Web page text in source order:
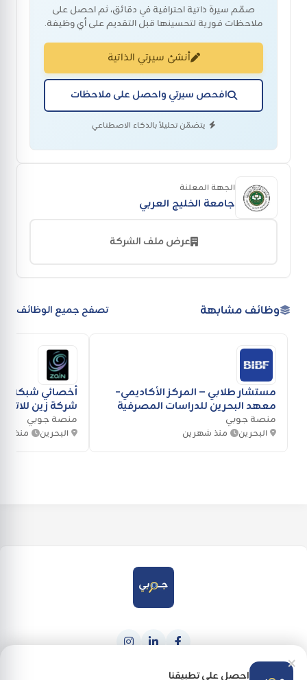
صمّم سيرة ذاتية احترافية في دقائق، ثم احصل على
ملاحظات فورية لتحسينها قبل التقديم على أي وظيفة.
أنشئ سيرتي الذاتية
افحص سيرتي واحصل على ملاحظات
يتضمّن تحليلاً بالذكاء الاصطناعي
الجهة المعلنة
جامعة الخليج العربي
عرض ملف الشركة
وظائف مشابهة تصفح جميع الوظائف
مستشار طلابي – المركز الأكاديمي-
معهد البحرين للدراسات المصرفية
والمالية
منصة جوبي
البحرين منذ شهرين
أخصائي شبكة
شركة زين
منصة جوبي
البحرين منذ
App Store × احصل على تطبيقنا